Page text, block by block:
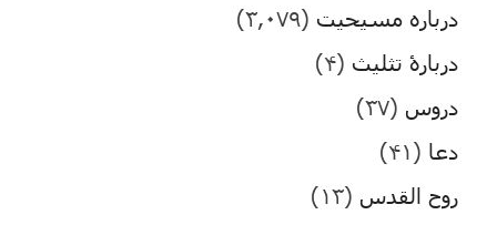
درباره مسیحیت (۳,۰۷۹)
دربارۀ تثلیث (۴)
دروس (۳۷)
دعا (۴۱)
روح القدس (۱۳)